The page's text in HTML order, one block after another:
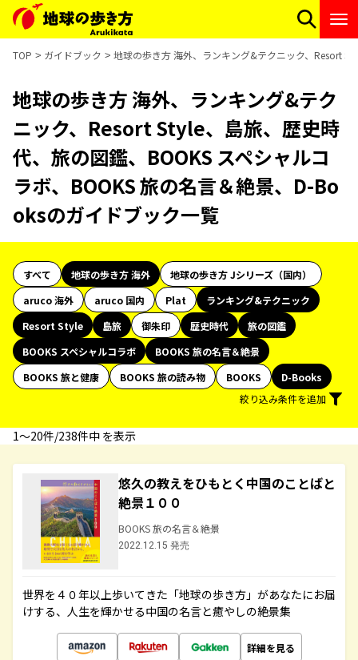
TOP ガイドブック 地球の歩き方 海外、ランキング&テクニック、Resort
地球の歩き方 海外、ランキング&テク
ニック、Resort Style、島旅、歴史時
代、旅の図鑑、BOOKS スペシャルコ
ラボ、BOOKS 旅の名言＆絶景、D-Bo
oksのガイドブック一覧
すべて 地球の歩き方 海外
地球の歩き方 Jシリーズ（国内）
aruco 海外
aruco 国内 Plat
ランキング&テクニック
Resort Style
島旅 御朱印 歴史時代
旅の図鑑
BOOKS スペシャルコラボ
BOOKS 旅の名言＆絶景
BOOKS 旅と健康
BOOKS 旅の読み物 BOOKS
D-Books
絞り込み条件を追加
1〜20件/238件中 を表示
悠久の教えをひもとく中国のことばと
絶景１００
BOOKS 旅の名言＆絶景
2022.12.15 発売
世界を４０年以上歩いてきた「地球の歩き方」があなたにお届
けする、人生を輝かせる中国の名言と癒やしの絶景集
詳細を見る